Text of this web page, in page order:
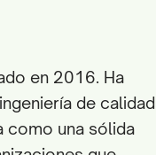
en 2016. Ha
de calidad
como una sólida